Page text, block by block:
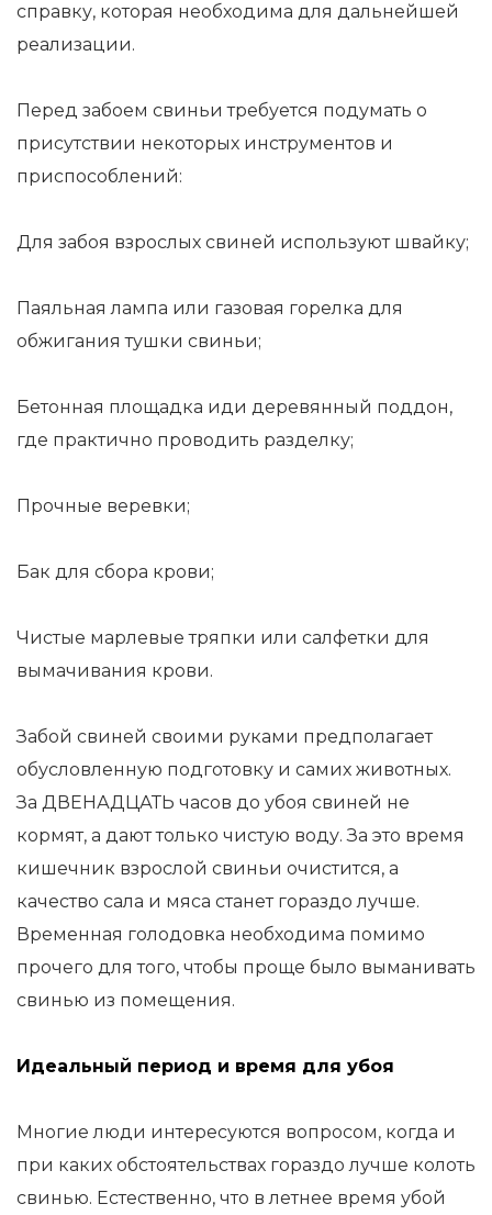
справку, которая необходима для дальнейшей
реализации.
Перед забоем свиньи требуется подумать о
присутствии некоторых инструментов и
приспособлений:
Для забоя взрослых свиней используют швайку;
Паяльная лампа или газовая горелка для
обжигания тушки свиньи;
Бетонная площадка иди деревянный поддон,
где практично проводить разделку;
Прочные веревки;
Бак для сбора крови;
Чистые марлевые тряпки или салфетки для
вымачивания крови.
Забой свиней своими руками предполагает
обусловленную подготовку и самих животных.
За ДВЕНАДЦАТЬ часов до убоя свиней не
кормят, а дают только чистую воду. За это время
кишечник взрослой свиньи очистится, а
качество сала и мяса станет гораздо лучше.
Временная голодовка необходима помимо
прочего для того, чтобы проще было выманивать
свинью из помещения.
Идеальный период и время для убоя
Многие люди интересуются вопросом, когда и
при каких обстоятельствах гораздо лучше колоть
свинью. Естественно, что в летнее время убой